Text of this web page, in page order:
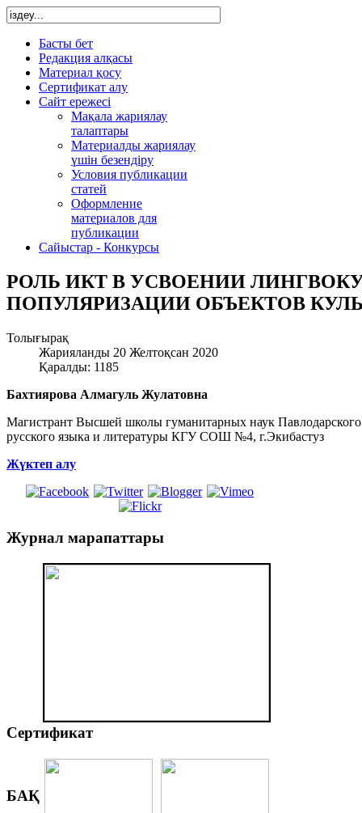
Басты бет
Редакция алқасы
Материал қосу
Сертификат алу
Сайт ережесі
Мақала жариялау
талаптары
Материалды жариялау
үшін безендіру
Условия публикации
статей
Оформление
материалов для
публикации
Сайыстар - Конкурсы
РОЛЬ ИКТ В УСВОЕНИИ
ПОПУЛЯРИЗАЦИИ ОБЪЕКТОВ
Толығырақ
Жарияланды 20 Желтоқсан 2020
Қаралды: 1185
Бахтиярова Алмагуль Жулатовна
Магистрант Высшей школы гуманитарных наук Павлодарского
русского языка и литературы КГУ СОШ №4, г.Экибастуз
Жүктеп алу
Журнал марапаттары
Сертификат
БАҚ